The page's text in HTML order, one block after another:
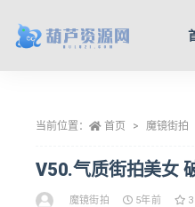
当前位置： 首页 魔镜街拍
V50.气质街拍美女
魔镜街拍 5年前 3